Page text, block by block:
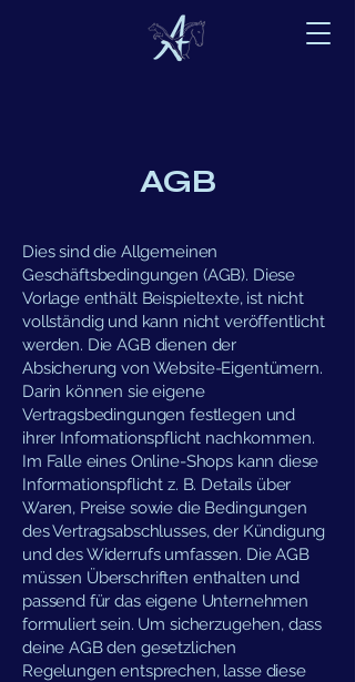
AGB
Dies sind die Allgemeinen
Geschäftsbedingungen (AGB). Diese
Vorlage enthält Beispieltexte, ist nicht
vollständig und kann nicht veröffentlicht
werden. Die AGB dienen der
Absicherung von Website-Eigentümern.
Darin können sie eigene
Vertragsbedingungen festlegen und
ihrer Informationspflicht nachkommen.
Im Falle eines Online-Shops kann diese
Informationspflicht z. B. Details über
Waren, Preise sowie die Bedingungen
des Vertragsabschlusses, der Kündigung
und des Widerrufs umfassen. Die AGB
müssen Überschriften enthalten und
passend für das eigene Unternehmen
formuliert sein. Um sicherzugehen, dass
deine AGB den gesetzlichen
Regelungen entsprechen, lasse diese